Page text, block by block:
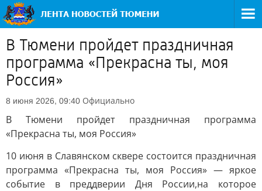
В Тюмени пройдет праздничная
программа «Прекрасна ты, моя
Россия»
8 июня 2026, 09:40 Официально
В Тюмени пройдет праздничная программа
«Прекрасна ты, моя Россия»
10 июня в Славянском сквере состоится праздничная
программа «Прекрасна ты, моя Россия» — яркое
событие в преддверии Дня России,на которое